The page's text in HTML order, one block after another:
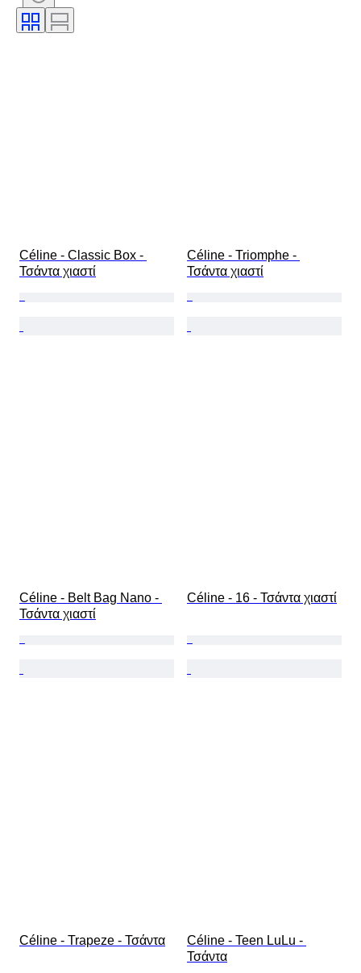
Μοντέλο
Céline - Classic Box -
Τσάντα χιαστί
Céline - Triomphe -
Τσάντα χιαστί
Céline - Belt Bag Nano -
Τσάντα χιαστί
Céline - 16 - Τσάντα χιαστί
Céline - Trapeze - Τσάντα
Céline - Teen LuLu -
Τσάντα